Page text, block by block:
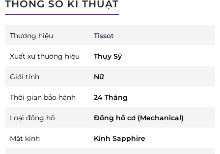
THÔNG SỐ KĨ THUẬT
Thương hiệu Tissot
Xuất xứ thương hiệu Thụy Sỹ
Giới tính Nữ
Thời gian bảo hành 24 Tháng
Loại đồng hồ Đồng hồ cơ (Mechanical)
Mặt kính Kính Sapphire